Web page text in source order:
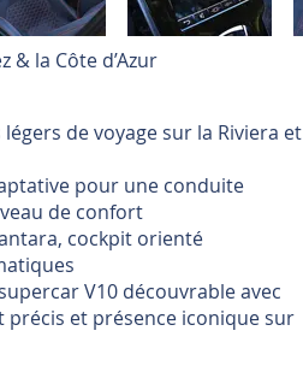
& la Côte d’Azur
de voyage sur la Riviera et
pour une conduite
de confort
cockpit orienté
V10 découvrable avec
et présence iconique sur